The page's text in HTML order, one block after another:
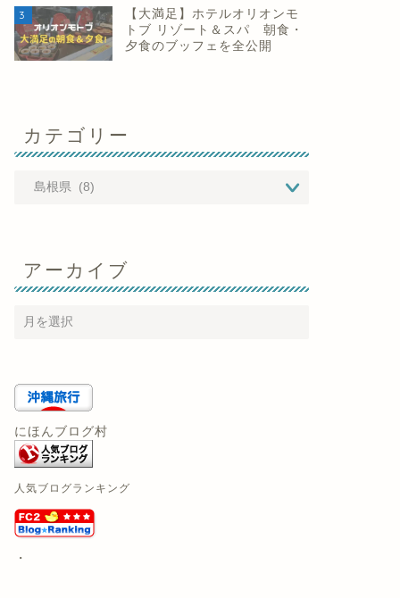
3
【大満足】ホテルオリオンモ
トブ リゾート＆スパ 朝食・
夕食のブッフェを全公開
カテゴリー
アーカイブ
にほんブログ村
人気ブログランキング
・